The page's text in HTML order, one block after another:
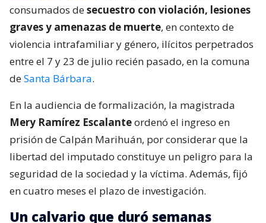
consumados desecuestro con violación, lesiones
graves y amenazas de muerte, en contexto de
violencia intrafamiliar y género, ilícitos perpetrados
entre el 7 y 23 de julio recién pasado, en la comuna
deSanta Bárbara.
En la audiencia de formalización, la magistrada
Mery Ramírez Escalanteordenó el ingreso en
prisión de Calpán Marihuán, por considerar que la
libertad del imputado constituye un peligro para la
seguridad de la sociedad y la víctima. Además, fijó
en cuatro meses el plazo de investigación.
Un calvario que duró semanas